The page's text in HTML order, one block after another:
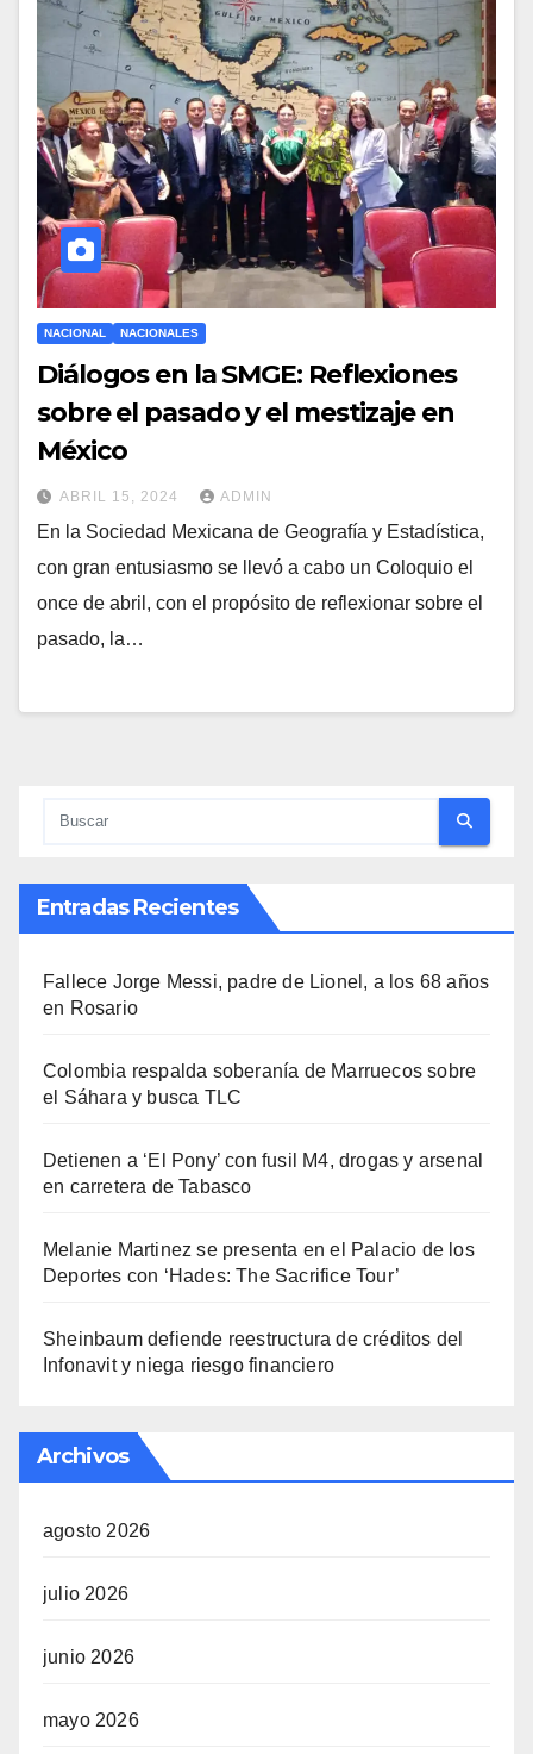
NACIONAL NACIONALES
Diálogos en la SMGE: Reflexiones
sobre el pasado y el mestizaje en
México
ABRIL 15, 2024 ADMIN
En la Sociedad Mexicana de Geografía y Estadística,
con gran entusiasmo se llevó a cabo un Coloquio el
once de abril, con el propósito de reflexionar sobre el
pasado, la…
Entradas Recientes
Fallece Jorge Messi, padre de Lionel, a los 68 años
en Rosario
Colombia respalda soberanía de Marruecos sobre
el Sáhara y busca TLC
Detienen a ‘El Pony’ con fusil M4, drogas y arsenal
en carretera de Tabasco
Melanie Martinez se presenta en el Palacio de los
Deportes con ‘Hades: The Sacrifice Tour’
Sheinbaum defiende reestructura de créditos del
Infonavit y niega riesgo financiero
Archivos
agosto 2026
julio 2026
junio 2026
mayo 2026